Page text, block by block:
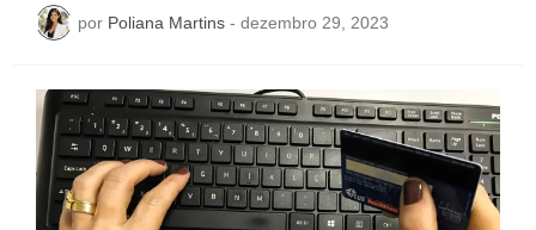
por Poliana Martins - dezembro 29, 2023